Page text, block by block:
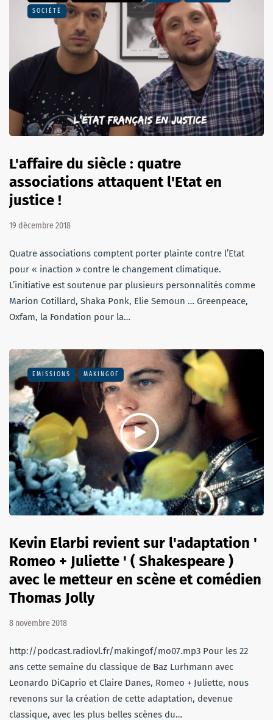
SOCIÉTÉ
L'affaire du siècle : quatre
associations attaquent l'Etat en
justice !
19 décembre 2018
Quatre associations comptent porter plainte contre l’Etat
pour « inaction » contre le changement climatique.
L’initiative est soutenue par plusieurs personnalités comme
Marion Cotillard, Shaka Ponk, Elie Semoun … Greenpeace,
Oxfam, la Fondation pour la…
EMISSIONS MAKINGOF
Kevin Elarbi revient sur l'adaptation '
Romeo + Juliette ' ( Shakespeare )
avec le metteur en scène et comédien
Thomas Jolly
8 novembre 2018
http://podcast.radiovl.fr/makingof/mo07.mp3 Pour les 22
ans cette semaine du classique de Baz Lurhmann avec
Leonardo DiCaprio et Claire Danes, Romeo + Juliette, nous
revenons sur la création de cette adaptation, devenue
classique, avec les plus belles scènes du…